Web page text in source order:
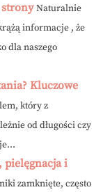
strony Naturalnie
informacje , że
dla naszego
Kluczowe
który z
od długości czy
pielęgnacja i
zamknięte, często